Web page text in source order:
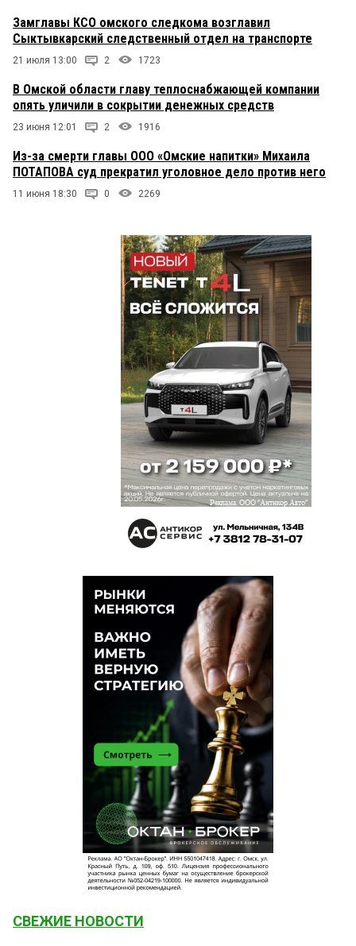
Замглавы КСО омского следкома возглавил
Сыктывкарский следственный отдел на транспорте
21 июля 13:00 2 1723
В Омской области главу теплоснабжающей компании
опять уличили в сокрытии денежных средств
23 июня 12:01 2 1916
Из-за смерти главы ООО «Омские напитки» Михаила
ПОТАПОВА суд прекратил уголовное дело против него
11 июня 18:30 0 2269
СВЕЖИЕ НОВОСТИ